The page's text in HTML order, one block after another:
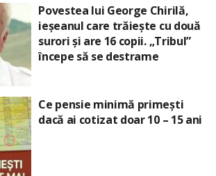
Povestea lui George Chirilă,
ieșeanul care trăiește cu două
surori și are 16 copii. „Tribul”
începe să se destrame
Ce pensie minimă primești
dacă ai cotizat doar 10 – 15 ani